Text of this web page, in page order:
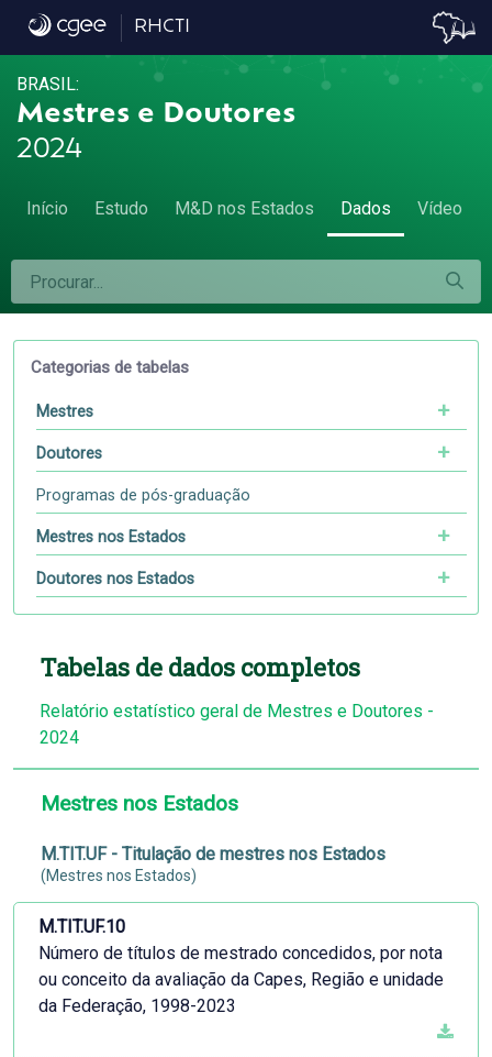
Dados RHCTI
BRASIL:
Mestres e Doutores
2024
Início Estudo M&D nos Estados Dados Vídeo
Categorias de tabelas
Mestres
Doutores
Programas de pós-graduação
Mestres nos Estados
Doutores nos Estados
Tabelas de dados completos
Relatório estatístico geral de Mestres e Doutores -
2024
Mestres nos Estados
M.TIT.UF - Titulação de mestres nos Estados
(Mestres nos Estados)
M.TIT.UF.10
Número de títulos de mestrado concedidos, por nota
ou conceito da avaliação da Capes, Região e unidade
da Federação, 1998-2023